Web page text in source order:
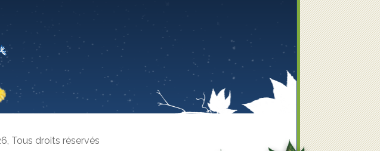
, Tous droits réservés